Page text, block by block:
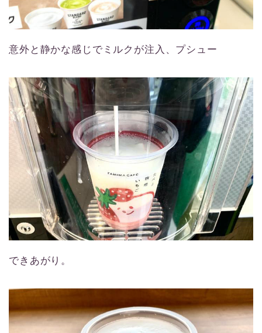
意外と静かな感じでミルクが注入、プシュー
できあがり。